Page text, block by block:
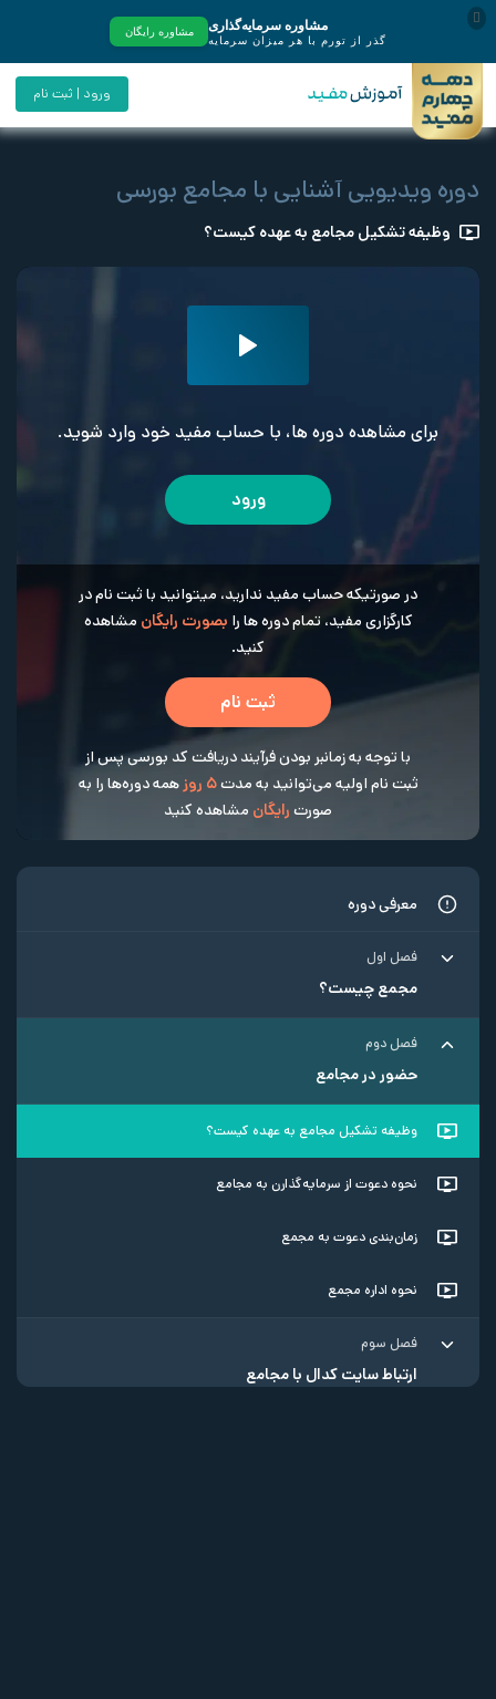
ورود | ثبت نام
دوره ویدیویی آشنایی با مجامع بورسی
وظیفه تشکیل مجامع به عهده کیست؟
معرفی دوره
فصل اول
مجمع چیست؟
فصل دوم
حضور در مجامع
وظیفه تشکیل مجامع به عهده کیست؟
نحوه دعوت از سرمایه‌گذارن به مجامع
زمان‌بندی دعوت به مجمع
نحوه اداره مجمع
فصل سوم
ارتباط سایت کدال با مجامع
برای مشاهده دوره ها، با حساب مفید خود وارد شوید.
ورود
در صورتیکه حساب مفید ندارید، میتوانید با ثبت نام در
کارگزاری مفید، تمام دوره ها را بصورت رایگان مشاهده
کنید.
ثبت نام
با توجه به زمانبر بودن فرآیند دریافت کد بورسی پس از
ثبت نام اولیه می‌توانید به مدت5 روز
همه دوره‌ها را به
صورت رایگان مشاهده کنید